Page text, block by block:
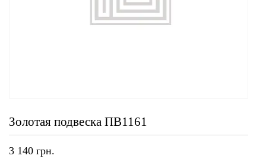
Золотая подвеска ПВ1161
3 140 грн.